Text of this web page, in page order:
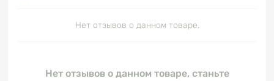
Нет отзывов о данном товаре.
Нет отзывов о данном товаре, станьте